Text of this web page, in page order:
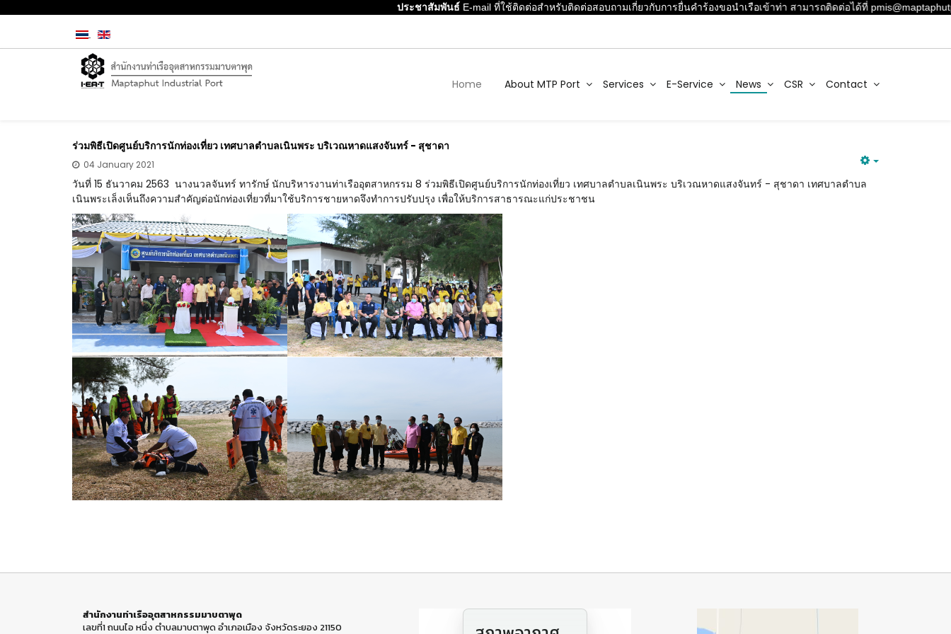
ประชาสัมพันธ์E-mail ที่ใช้ติดต่อสำหรับติดต่อสอบถามเกี่ยวกับการยื่นคำร้องขอนำเรือเข้าท่า สามารถติดต่อได้ที่
Home About MTP Port Services E-Service News CSR Contact
ร่วมพิธีเปิดศูนย์บริการนักท่องเที่ยว เทศบาลตำบลเนินพระ บริเวณหาดแสงจันทร์ - สุชาดา
04 January 2021
วันที่ 15 ธันวาคม 2563 นางนวลจันทร์ ทารักษ์ นักบริหารงานท่าเรืออุตสาหกรรม 8 ร่วมพิธีเปิดศูนย์บริการนักท่องเที่ยว เทศบาลตำบลเนินพระ บริเวณหาดแสงจันทร์ - สุชาดา เทศบาลตำบล
เนินพระเล็งเห็นถึงความสำคัญต่อนักท่องเที่ยวที่มาใช้บริการชายหาดจึงทำการปรับปรุง เพื่อให้บริการสาธารณะแก่ประชาชน
สำนักงานท่าเรืออุตสาหกรรมมาบตาพุด
เลขที่1 ถนนไอ หนึ่ง ตำบลมาบตาพุด อำเภอเมือง จังหวัดระยอง 21150